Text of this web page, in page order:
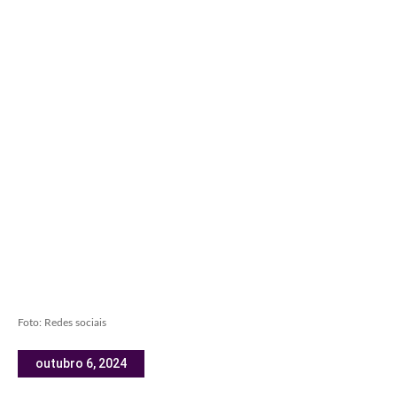
Foto: Redes sociais
outubro 6, 2024